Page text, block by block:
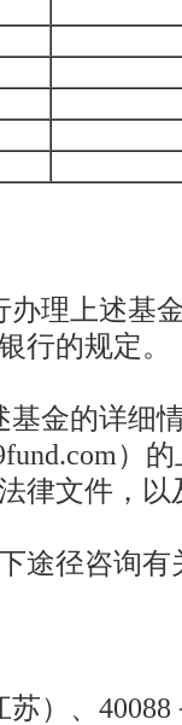
理上述基
行的规定。
金的详细
）
律文件，
径咨询有
）、40088